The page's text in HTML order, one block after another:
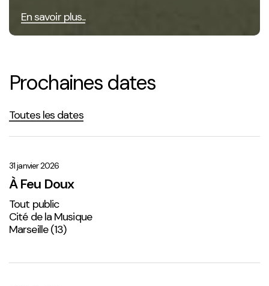
En savoir plus...
Prochaines dates
Toutes les dates
Doux
31 janvier 2026
À Feu Doux
Tout public
Cité de la Musique
Marseille (13)